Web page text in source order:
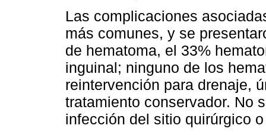
Las complicaciones
más comunes, y se
de hematoma, el 33%
inguinal; ninguno de los
reintervención para drenaje,
tratamiento conservador. No
infección del sitio quirúrgico